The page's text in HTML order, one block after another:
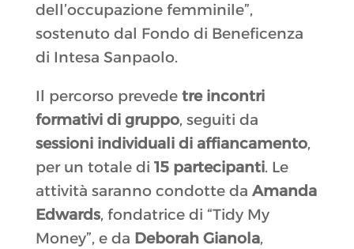
dell’occupazione femminile”,
sostenuto dal Fondo di Beneficenza
di Intesa Sanpaolo.
Il percorso prevede tre incontri
formativi di gruppo, seguiti da
sessioni individuali di affiancamento,
per un totale di 15 partecipanti. Le
attività saranno condotte da Amanda
Edwards, fondatrice di “Tidy My
Money”, e da Deborah Gianola,